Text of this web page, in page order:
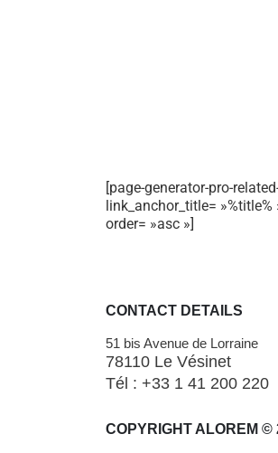
[page-generator-pro-
link_anchor_title=
order= »asc »]
CONTACT DETAILS
51 bis Avenue de Lorraine
78110 Le Vésinet
Tél : +33 1 41 200 220
COPYRIGHT ALOREM ©